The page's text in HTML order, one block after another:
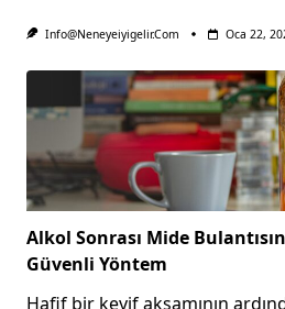
Info@neneyeiyigelir.com Oca 22,
Alkol Sonrası Mide
Güvenli Yöntem
Hafif bir keyif akşamının